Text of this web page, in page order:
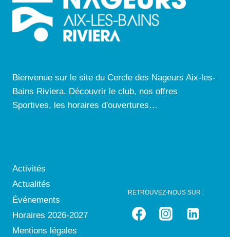
Bienvenue sur le site du Cercle des Nageurs Aix-les-
Bains Riviera. Découvrir le club, nos offres
Sportives, les horaires d'ouvertures…
Activités
Actualités
Événements
Horaires 2026-2027
Mentions légales
RETROUVEZ-NOUS SUR :